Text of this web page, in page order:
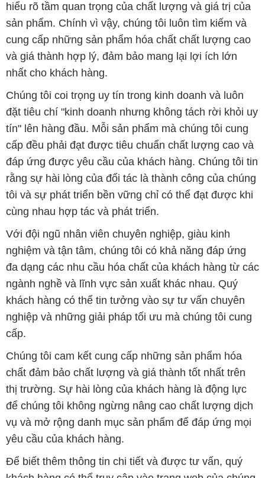
hiểu rõ tầm quan trọng của chất lượng và giá trị của
sản phẩm. Chính vì vậy, chúng tôi luôn tìm kiếm và
cung cấp những sản phẩm hóa chất chất lượng cao
và giá thành hợp lý, đảm bảo mang lại lợi ích lớn
nhất cho khách hàng.
Chúng tôi coi trọng uy tín trong kinh doanh và luôn
đặt tiêu chí "kinh doanh nhưng không tách rời khỏi uy
tín" lên hàng đầu. Mỗi sản phẩm mà chúng tôi cung
cấp đều phải đạt được tiêu chuẩn chất lượng cao và
đáp ứng được yêu cầu của khách hàng. Chúng tôi tin
rằng sự hài lòng của đối tác là thành công của chúng
tôi và sự phát triển bền vững chỉ có thể đạt được khi
cùng nhau hợp tác và phát triển.
Với đội ngũ nhân viên chuyên nghiệp, giàu kinh
nghiệm và tận tâm, chúng tôi có khả năng đáp ứng
đa dạng các nhu cầu hóa chất của khách hàng từ các
ngành nghề và lĩnh vực sản xuất khác nhau. Quý
khách hàng có thể tin tưởng vào sự tư vấn chuyên
nghiệp và những giải pháp tối ưu mà chúng tôi cung
cấp.
Chúng tôi cam kết cung cấp những sản phẩm hóa
chất đảm bảo chất lượng và giá thành tốt nhất trên
thị trường. Sự hài lòng của khách hàng là động lực
để chúng tôi không ngừng nâng cao chất lượng dịch
vụ và mở rộng danh mục sản phẩm để đáp ứng mọi
yêu cầu của khách hàng.
Để biết thêm thông tin chi tiết và được tư vấn, quý